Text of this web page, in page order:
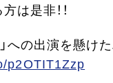
は是非！！
の出演を懸け
p2OTIT1Zzp